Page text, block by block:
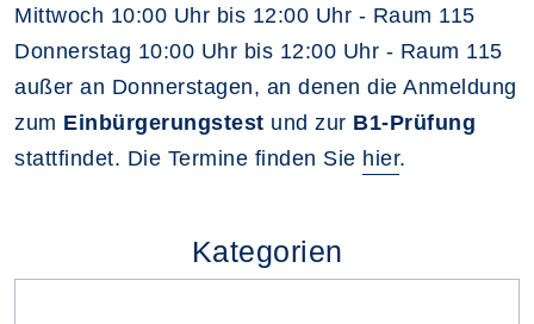
Mittwoch 10:00 Uhr bis 12:00 Uhr - Raum 115
Donnerstag 10:00 Uhr bis 12:00 Uhr - Raum 115
außer an Donnerstagen, an denen die Anmeldung
zum Einbürgerungstest und zur B1-Prüfung
stattfindet. Die Termine finden Sie hier.
Kategorien